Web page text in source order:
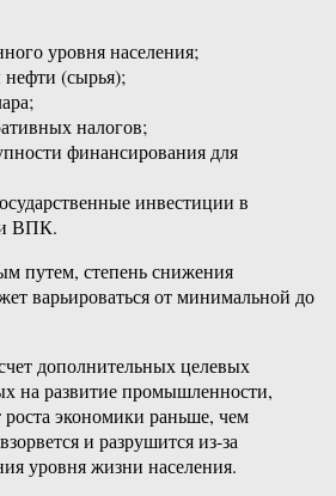
уровня населения;
(сырья);
налогов;
финансирования для
инвестиции в
и ВПК.
путем, степень снижения
варьироваться от минимальной до
дополнительных целевых
на развитие промышленности,
экономики раньше, чем
и разрушится из-за
уровня жизни населения.